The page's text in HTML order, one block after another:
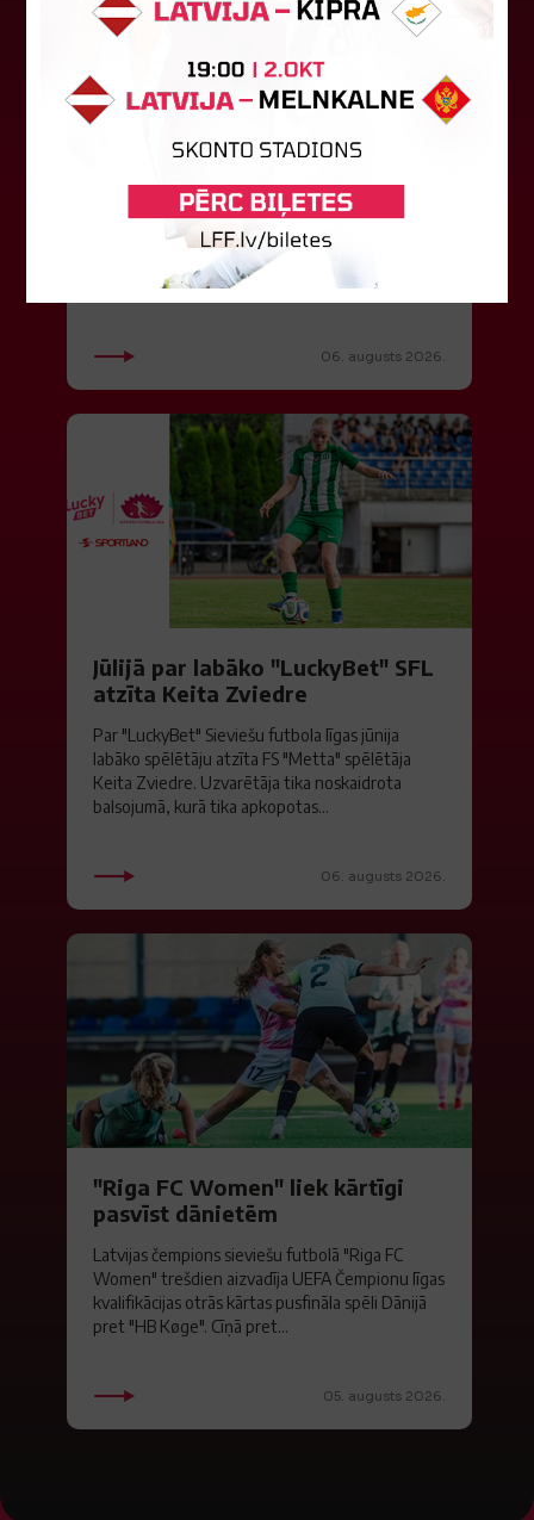
"Riga FC" iegūst handikapu, RFS
Ceturtdienas vakarā savas spēles UEFA
Konferences līgas kvalifikācijas trešajā kārtā
aizvadīja divi Latvijas klubi. FC RFS izbraukumā ar
0:2 zaudēja Čehijas "Jablonec"...
06. augusts 2026.
Jūlijā par labāko "LuckyBet" SFL
atzīta Keita Zviedre
Par "LuckyBet" Sieviešu futbola līgas jūnija
labāko spēlētāju atzīta FS "Metta" spēlētāja
Keita Zviedre. Uzvarētāja tika noskaidrota
balsojumā, kurā tika apkopotas...
06. augusts 2026.
"Riga FC Women" liek kārtīgi
pasvīst dānietēm
Latvijas čempions sieviešu futbolā "Riga FC
Women" trešdien aizvadīja UEFA Čempionu līgas
kvalifikācijas otrās kārtas pusfināla spēli Dānijā
pret "HB Køge". Cīņā pret...
05. augusts 2026.